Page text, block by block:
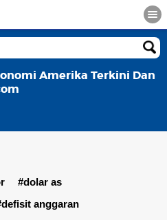
Amerika Terkini Dan
#dolar as
anggaran